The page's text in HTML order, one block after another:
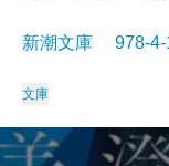
新潮文庫 978-
文庫